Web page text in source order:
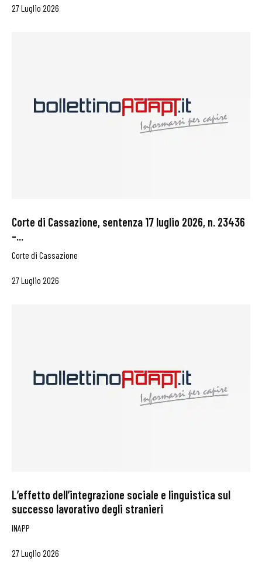
27 Luglio 2026
Corte di Cassazione, sentenza 17 luglio 2026, n. 23436
–...
Corte di Cassazione
27 Luglio 2026
L’effetto dell’integrazione sociale e linguistica sul
successo lavorativo degli stranieri
INAPP
27 Luglio 2026